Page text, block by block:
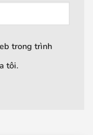
trong trình
tôi.